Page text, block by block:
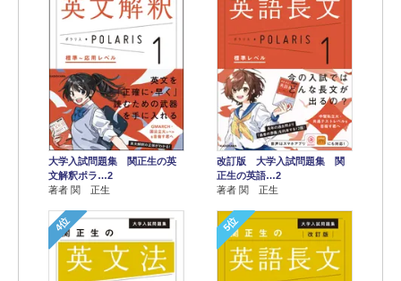
大学入試問題集 関正生の英
文解釈ポラ…2
著者 関 正生
改訂版 大学入試問題集 関
正生の英語…2
著者 関 正生
4位 5位